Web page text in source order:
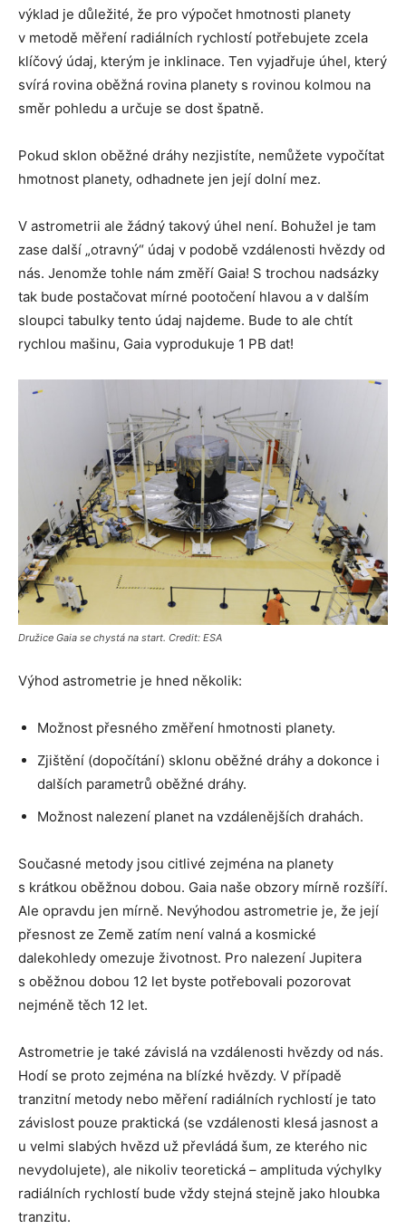
výklad je důležité, že pro výpočet hmotnosti planety
v metodě měření radiálních rychlostí potřebujete zcela
klíčový údaj, kterým je inklinace. Ten vyjadřuje úhel, který
svírá rovina oběžná rovina planety s rovinou kolmou na
směr pohledu a určuje se dost špatně.
Pokud sklon oběžné dráhy nezjistíte, nemůžete vypočítat
hmotnost planety, odhadnete jen její dolní mez.
V astrometrii ale žádný takový úhel není. Bohužel je tam
zase další „otravný“ údaj v podobě vzdálenosti hvězdy od
nás. Jenomže tohle nám změří Gaia! S trochou nadsázky
tak bude postačovat mírné pootočení hlavou a v dalším
sloupci tabulky tento údaj najdeme. Bude to ale chtít
rychlou mašinu, Gaia vyprodukuje 1 PB dat!
Družice Gaia se chystá na start. Credit: ESA
Výhod astrometrie je hned několik:
Možnost přesného změření hmotnosti planety.
Zjištění (dopočítání) sklonu oběžné dráhy a dokonce i
dalších parametrů oběžné dráhy.
Možnost nalezení planet na vzdálenějších drahách.
Současné metody jsou citlivé zejména na planety
s krátkou oběžnou dobou. Gaia naše obzory mírně rozšíří.
Ale opravdu jen mírně. Nevýhodou astrometrie je, že její
přesnost ze Země zatím není valná a kosmické
dalekohledy omezuje životnost. Pro nalezení Jupitera
s oběžnou dobou 12 let byste potřebovali pozorovat
nejméně těch 12 let.
Astrometrie je také závislá na vzdálenosti hvězdy od nás.
Hodí se proto zejména na blízké hvězdy. V případě
tranzitní metody nebo měření radiálních rychlostí je tato
závislost pouze praktická (se vzdálenosti klesá jasnost a
u velmi slabých hvězd už převládá šum, ze kterého nic
nevydolujete), ale nikoliv teoretická – amplituda výchylky
radiálních rychlostí bude vždy stejná stejně jako hloubka
tranzitu.